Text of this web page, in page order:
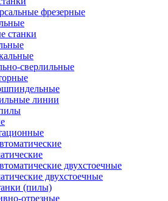
фрезерные
станки
сверлильные
линии
двухстоечные
двухстоечные
(пилы)
отрезные